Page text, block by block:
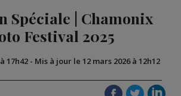
Spéciale | Chamonix
Festival 2025
17h42- Mis à jour le 12 mars 2026 à 12h12